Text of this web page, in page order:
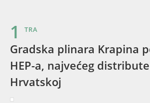
1 TRA
Gradska plinara Krapina
HEP-a, najvećeg
Hrvatskoj